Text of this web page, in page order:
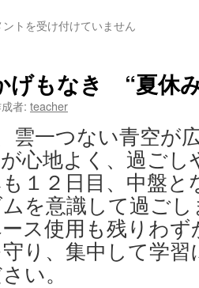
学
ントを受け付けていません
もなき “夏休
者: teacher
雲一つない青空が
心地よく、過ご
１２日目、中盤
を意識して過ご
ス使用も残りわ
り、集中して学
い。